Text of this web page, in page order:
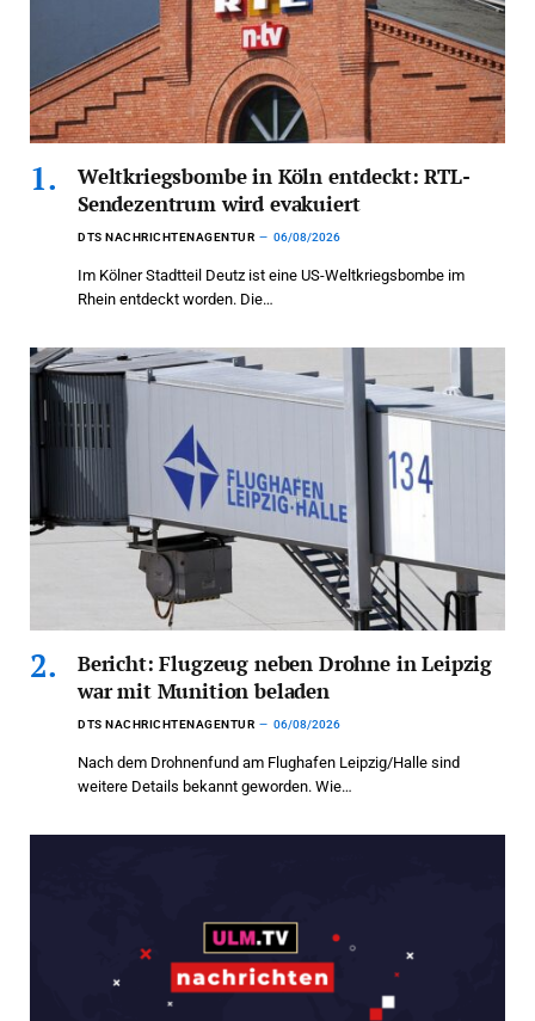
Weltkriegsbombe in Köln entdeckt: RTL-
Sendezentrum wird evakuiert
DTS NACHRICHTENAGENTUR 06/08/2026
Im Kölner Stadtteil Deutz ist eine US-Weltkriegsbombe im
Rhein entdeckt worden. Die…
Bericht: Flugzeug neben Drohne in Leipzig
war mit Munition beladen
DTS NACHRICHTENAGENTUR 06/08/2026
Nach dem Drohnenfund am Flughafen Leipzig/Halle sind
weitere Details bekannt geworden. Wie…